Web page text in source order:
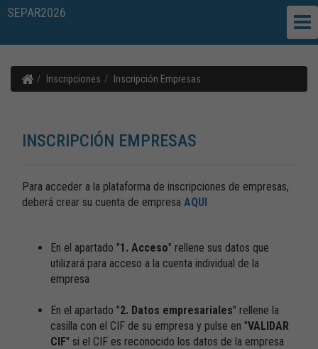
SEPAR2026
Inscripciones Inscripción Empresas
INSCRIPCIÓN EMPRESAS
Para acceder a la plataforma de inscripciones de empresas,
deberá crear su cuenta de empresa AQUI
En el apartado "1. Acceso" rellene sus datos que
utilizará para acceso a la cuenta individual de la
empresa
En el apartado "2. Datos empresariales" rellene la
casilla con el CIF de su empresa y pulse en "VALIDAR
CIF" si el CIF es reconocido los datos de la empresa